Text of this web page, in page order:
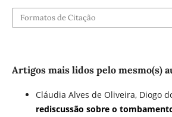
Formatos de Citação
Artigos mais lidos pelo mesmo(s)
Cláudia Alves de Oliveira, Diogo
rediscussão sobre o